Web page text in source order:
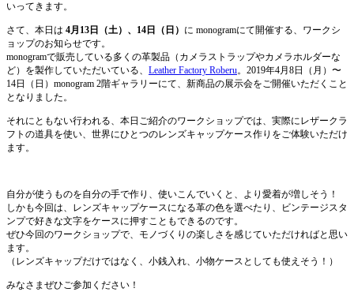
いってきます。
さて、本日は 4月13日（土）、14日（日） に monogramにて開催する、ワークシ
ョップのお知らせです。
monogramで販売している多くの革製品（カメラストラップやカメラホルダーな
ど）を製作していただいている、 Leather Factory Roberu。 2019年4月8日（月）〜
14日（日）monogram 2階ギャラリーにて、新商品の展示会をご開催いただくこと
となりました。
それにともない行われる、本日ご紹介のワークショップでは、実際にレザークラ
フトの道具を使い、 世界にひとつのレンズキャップケース作りをご体験いただけ
ます。
自分が使うものを自分の手で作り、使いこんでいくと、より愛着が増しそう！
しかも今回は、レンズキャップケースになる革の色を選べたり、ビンテージスタ
ンプで好きな文字をケースに押すこともできるのです。
ぜひ今回のワークショップで、モノづくりの楽しさを感じていただければと思い
ます。
（レンズキャップだけではなく、小銭入れ、小物ケースとしても使えそう！）
みなさまぜひご参加ください！